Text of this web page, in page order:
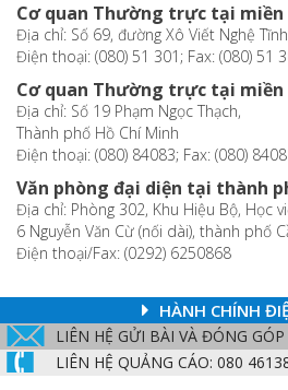
Cơ quan Thường trực tại miền
Địa chỉ: Số 69, đường Xô Viết Nghệ
Điện thoại: (080) 51 301; Fax: (080) 51
Cơ quan Thường trực tại miền
Địa chỉ: Số 19 Phạm Ngọc Thạch,
Thành phố Hồ Chí Minh
Điện thoại: (080) 84083; Fax: (080)
Văn phòng đại diện tại thành
Địa chỉ: Phòng 302, Khu Hiệu Bộ, Học
6 Nguyễn Văn Cừ (nối dài), thành phố
Điện thoại/Fax: (0292) 6250868
HÀNH CHÍNH
LIÊN HỆ GỬI BÀI VÀ ĐÓNG GÓP
LIÊN HỆ QUẢNG CÁO: 080